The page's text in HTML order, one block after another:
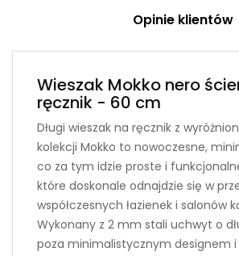
Opinie klientów
Wieszak Mokko nero
ręcznik - 60 cm
Długi wieszak na ręcznik z
kolekcji Mokko to nowoczesne,
co za tym idzie proste i
które doskonale odnajdzie się w
współczesnych łazienek i salonów
Wykonany z 2 mm stali uchwyt o
poza minimalistycznym designem